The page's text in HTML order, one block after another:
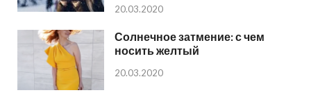
20.03.2020
Солнечное затмение: с чем
носить желтый
20.03.2020